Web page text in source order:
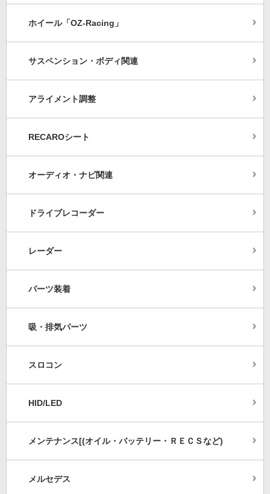
ホイール「OZ-Racing」
サスペンション・ボディ関連
アライメント調整
RECAROシート
オーディオ・ナビ関連
ドライブレコーダー
レーダー
パーツ装着
吸・排気パーツ
スロコン
HID/LED
メンテナンス[(オイル・バッテリー・ＲＥＣＳなど)
メルセデス